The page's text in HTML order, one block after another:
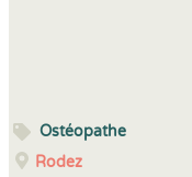
Ostéopathe
Rodez